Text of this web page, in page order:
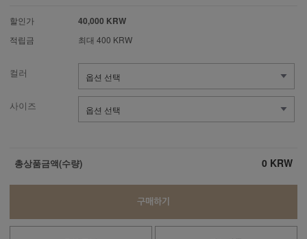
할인가 40,000 KRW
적립금 최대 400 KRW
컬러
사이즈
총상품금액(수량) 0 KRW
구매하기